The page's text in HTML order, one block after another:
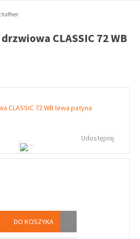
CLASSIC 72 WB
Udostępnij
DO KOSZYKA